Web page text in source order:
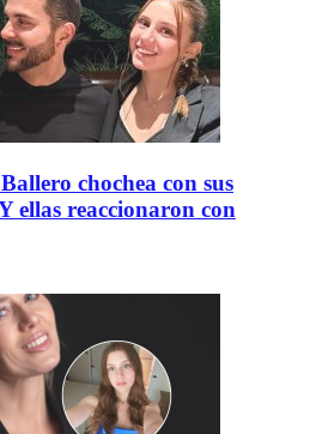
chochea con sus
ellas reaccionaron con